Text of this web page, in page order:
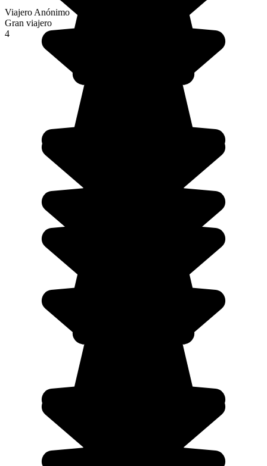
Viajero Anónimo
Gran viajero
4